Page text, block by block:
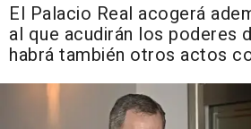
El Palacio Real acogerá
al que acudirán los poderes
habrá también otros actos